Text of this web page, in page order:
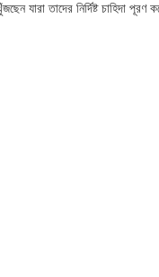
যারা তাদের নির্দিষ্ট চাহিদা